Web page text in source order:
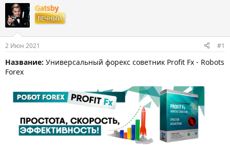
т
о
р
т
е
м
ы
т
а
н
а
л
Gatsby
ВЕЧНЫЙ
2 Июн 2021 #1
Название: Универсальный форекс советник Profit Fx - Robots
Forex